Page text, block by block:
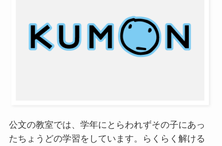
公文の教室では、学年にとらわれずその子にあっ
たちょうどの学習をしています。らくらく解ける